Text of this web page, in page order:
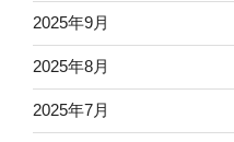
2025年9月
2025年8月
2025年7月